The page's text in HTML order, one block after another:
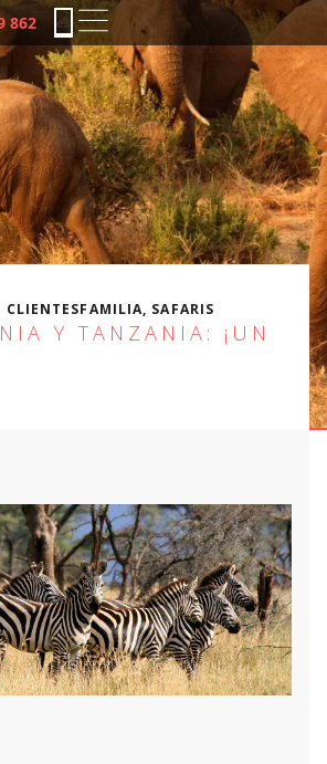
862
es
ca
CLIENTESFAMILIA, SAFARIS
Y TANZANIA: ¡UN